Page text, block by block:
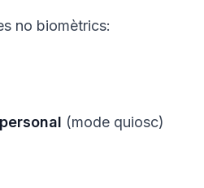
no biomètrics:
(mode quiosc)